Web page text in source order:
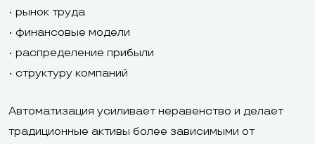
• рынок труда
• финансовые модели
• распределение прибыли
• структуру компаний
Автоматизация усиливает неравенство и делает
традиционные активы более зависимыми от